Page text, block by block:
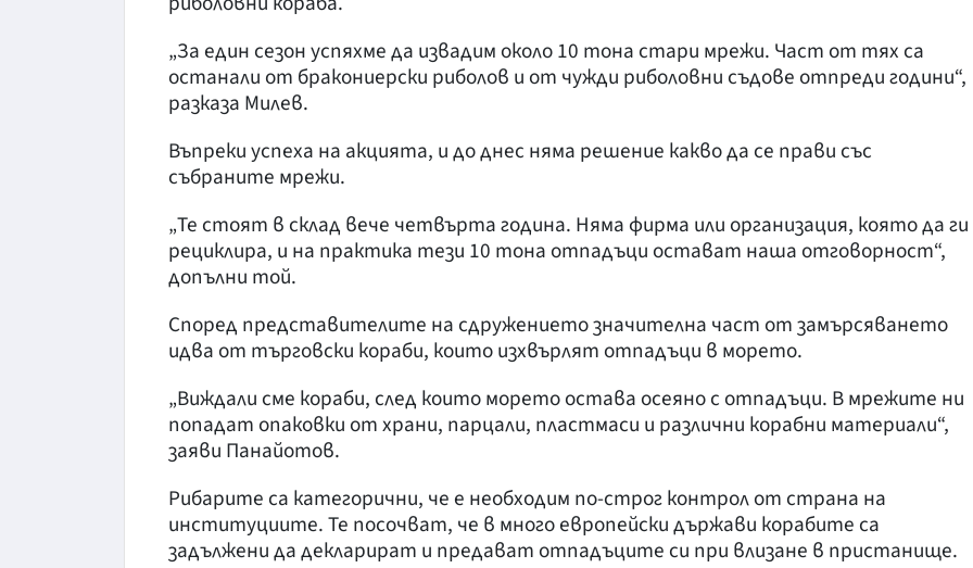
„За един сезон успяхме да извадим около 10 тона стари мрежи. Част от тях са
останали от бракониерски риболов и от чужди риболовни съдове отпреди години“,
разказа Милев.
Въпреки успеха на акцията, и до днес няма решение какво да се прави със
събраните мрежи.
„Те стоят в склад вече четвърта година. Няма фирма или организация, която да ги
рециклира, и на практика тези 10 тона отпадъци остават наша отговорност“,
допълни той.
Според представителите на сдружението значителна част от замърсяването
идва от търговски кораби, които изхвърлят отпадъци в морето.
„Виждали сме кораби, след които морето остава осеяно с отпадъци. В мрежите ни
попадат опаковки от храни, парцали, пластмаси и различни корабни материали“,
заяви Панайотов.
Рибарите са категорични, че е необходим по-строг контрол от страна на
институциите. Те посочват, че в много европейски държави корабите са
задължени да декларират и предават отпадъците си при влизане в пристанище.